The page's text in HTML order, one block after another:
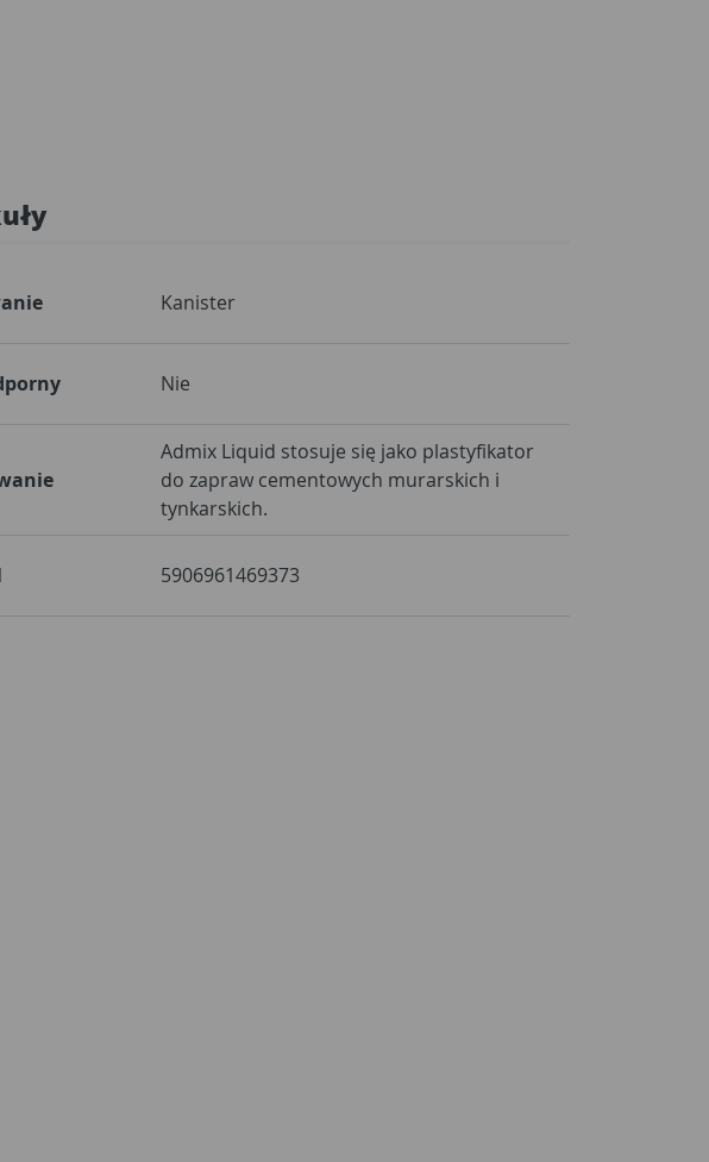
Kanister
Nie
Admix Liquid stosuje się jako plastyfikator
do zapraw cementowych murarskich i
tynkarskich.
5906961469373